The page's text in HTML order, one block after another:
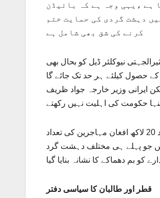
ہے ،یہی وجہ ہے کہ بائیڈن
دہشت گردی کی حمایت ختم
کرنے کی شق بھی شامل ہے
نیوکلئر ڈیل کو بحال بھی
حصول کیلئے ہر حد تک جائے گا
ایرانی وزیر خارجہ جواد ظریف
حکومت کی اہلیت نہیں رکھتے
اس طرح ایران کو یہ خدشہ بھی ہے کہ کسی خانہ جنگی کی صورت میں اس کے پاس موجود 20 لاکھ افغان مہاجرین کی تعداد
جو پہلے ہی مختلف دہشت گرد
بم دھماکے کا نشانہ بنایا گیا
قطر اور طالبان کا سیاسی دفتر